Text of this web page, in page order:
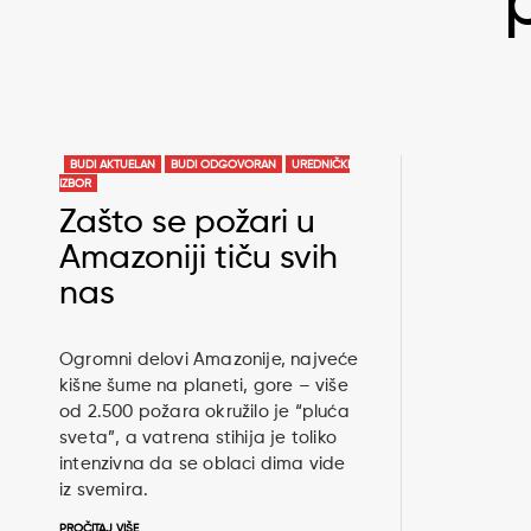
BUDI AKTUELAN BUDI ODGOVORAN
UREDNIČKI
IZBOR
Zašto se požari u
Amazoniji tiču svih
nas
Ogromni delovi Amazonije, najveće
kišne šume na planeti, gore – više
od 2.500 požara okružilo je “pluća
sveta”, a vatrena stihija je toliko
intenzivna da se oblaci dima vide
iz svemira.